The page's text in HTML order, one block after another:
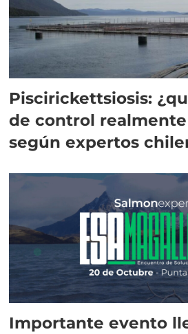
Piscirickettsiosis:
de control
según expertos
Importante evento